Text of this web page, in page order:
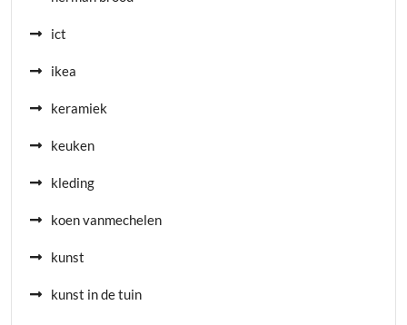
ict
ikea
keramiek
keuken
kleding
koen vanmechelen
kunst
kunst in de tuin